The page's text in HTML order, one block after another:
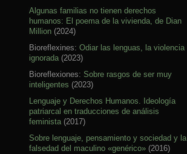
Algunas familias no tienen derechos
humanos: El poema de la vivienda, de Dian
Million (2024)
Bioreflexines: Odiar las lenguas, la violencia
ignorada (2023)
Bioreflexiones: Sobre rasgos de ser muy
inteligentes (2023)
Lenguaje y Derechos Humanos. Ideología
patriarcal en traducciones de análisis
feminista (2017)
Sobre lenguaje, pensamiento y sociedad y la
falsedad del maculino «genérico» (2016)